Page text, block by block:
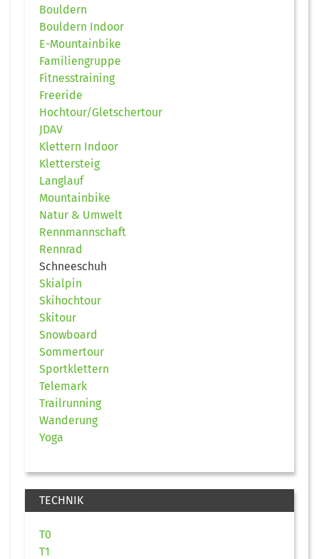
Bouldern
Bouldern Indoor
E-Mountainbike
Familiengruppe
Fitnesstraining
Freeride
Hochtour/Gletschertour
JDAV
Klettern Indoor
Klettersteig
Langlauf
Mountainbike
Natur & Umwelt
Rennmannschaft
Rennrad
Schneeschuh
Skialpin
Skihochtour
Skitour
Snowboard
Sommertour
Sportklettern
Telemark
Trailrunning
Wanderung
Yoga
TECHNIK
T0
T1